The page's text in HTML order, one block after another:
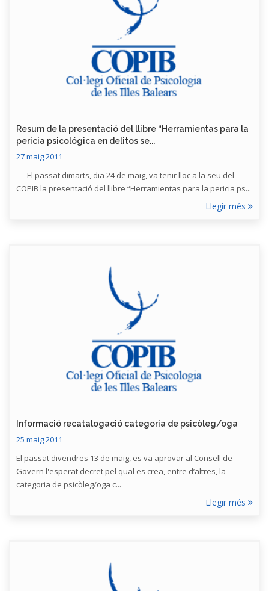
Resum de la presentació del llibre “Herramientas para la
pericia psicológica en delitos se...
27 maig 2011
El passat dimarts, dia 24 de maig, va tenir lloc a la seu del
COPIB la presentació del llibre “Herramientas para la pericia ps...
Llegir més
Informació recatalogació categoria de psicòleg/oga
25 maig 2011
El passat divendres 13 de maig, es va aprovar al Consell de
Govern l'esperat decret pel qual es crea, entre d’altres, la
categoria de psicòleg/oga c...
Llegir més